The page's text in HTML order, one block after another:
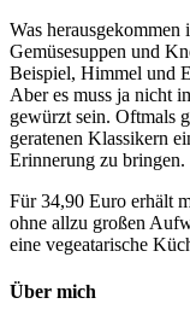
Was herausgekommen
Gemüsesuppen und
Beispiel, Himmel und
Aber es muss ja nicht
gewürzt sein. Oftmals
geratenen Klassikern
Erinnerung zu bringen.
Für 34,90 Euro erhält
ohne allzu großen
eine vegeatarische
Über mich